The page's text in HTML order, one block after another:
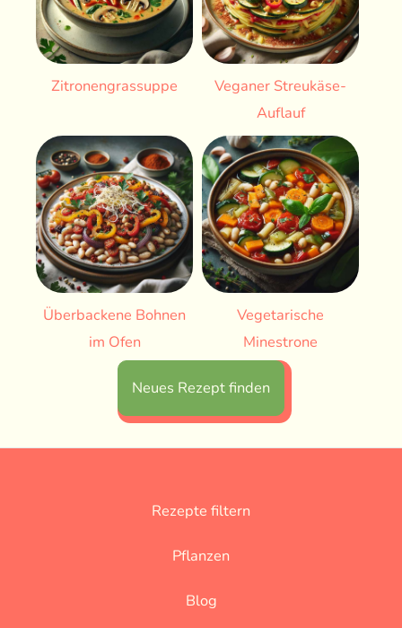
Zitronengrassuppe
Veganer Streukäse-
Auflauf
Überbackene Bohnen
im Ofen
Vegetarische
Minestrone
Neues Rezept finden
Rezepte filtern
Pflanzen
Blog